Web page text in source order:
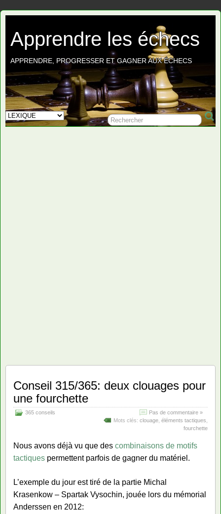
Apprendre les échecs
APPRENDRE, PROGRESSER ET GAGNER AUX ÉCHECS
Conseil 315/365: deux clouages pour
une fourchette
365 conseils
Pas de commentaire »
Mots clés: clouage éléments tactiques
fourchette
Nous avons déjà vu que des combinaisons de motifs
tactiques permettent parfois de gagner du matériel.
L’exemple du jour est tiré de la partie Michal
Krasenkow – Spartak Vysochin, jouée lors du mémorial
Anderssen en 2012: